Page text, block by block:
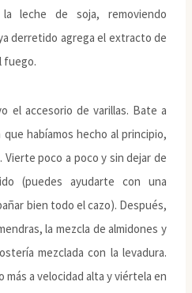
leche de soja, removiendo
derretido agrega el extracto de
fuego.
el accesorio de varillas. Bate a
habíamos hecho al principio,
poco a poco y sin dejar de
(puedes ayudarte con una
bien todo el cazo). Después,
la mezcla de almidones y
mezclada con la levadura.
más a velocidad alta y viértela en